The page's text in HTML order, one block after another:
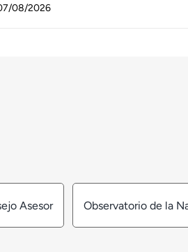
08/2026
Asesor Observatorio de la